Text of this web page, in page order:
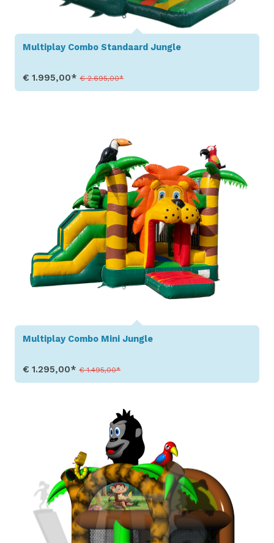
Multiplay Combo Standaard Jungle
€ 1.995,00*€ 2.695,00*
Multiplay Combo Mini Jungle
€ 1.295,00*€ 1.495,00*